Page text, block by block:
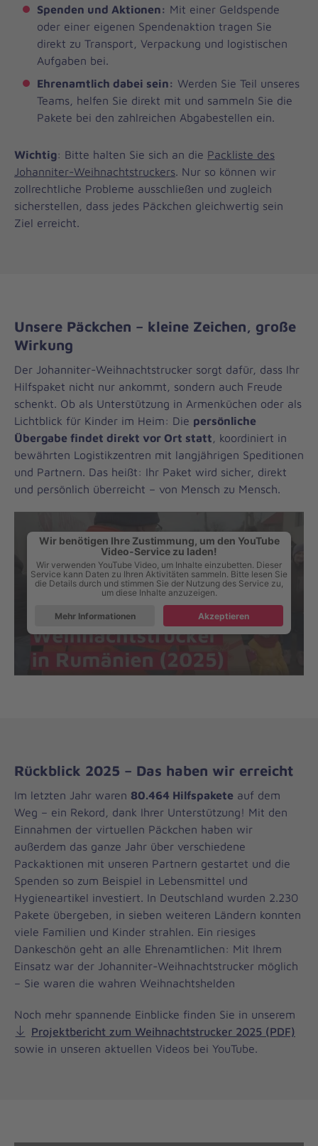
Spenden und Aktionen: Mit einer Geldspende
oder einer eigenen Spendenaktion tragen Sie
direkt zu Transport, Verpackung und logistischen
Aufgaben bei.
Ehrenamtlich dabei sein: Werden Sie Teil unseres
Teams, helfen Sie direkt mit und sammeln Sie die
Pakete bei den zahlreichen Abgabestellen ein.
Wichtig: Bitte halten Sie sich an die Packliste des
Johanniter-Weihnachtstruckers. Nur so können wir
zollrechtliche Probleme ausschließen und zugleich
sicherstellen, dass jedes Päckchen gleichwertig sein
Ziel erreicht.
Unsere Päckchen – kleine Zeichen, große
Wirkung
Der Johanniter-Weihnachtstrucker sorgt dafür, dass Ihr
Hilfspaket nicht nur ankommt, sondern auch Freude
schenkt. Ob als Unterstützung in Armenküchen oder als
Lichtblick für Kinder im Heim: Die persönliche
Übergabe findet direkt vor Ort statt , koordiniert in
bewährten Logistikzentren mit langjährigen Speditionen
und Partnern. Das heißt: Ihr Paket wird sicher, direkt
und persönlich überreicht – von Mensch zu Mensch.
Wir benötigen Ihre Zustimmung, um den YouTube
Video-Service zu laden!
Wir verwenden YouTube Video, um Inhalte einzubetten. Dieser
Service kann Daten zu Ihren Aktivitäten sammeln. Bitte lesen Sie
die Details durch und stimmen Sie der Nutzung des Service zu,
um diese Inhalte anzuzeigen.
Mehr Informationen Akzeptieren
Rückblick 2025 – Das haben wir erreicht
Im letzten Jahr waren 80.464 Hilfspakete auf dem
Weg – ein Rekord, dank Ihrer Unterstützung! Mit den
Einnahmen der virtuellen Päckchen haben wir
außerdem das ganze Jahr über verschiedene
Packaktionen mit unseren Partnern gestartet und die
Spenden so zum Beispiel in Lebensmittel und
Hygieneartikel investiert. In Deutschland wurden 2.230
Pakete übergeben, in sieben weiteren Ländern konnten
viele Familien und Kinder strahlen. Ein riesiges
Dankeschön geht an alle Ehrenamtlichen: Mit Ihrem
Einsatz war der Johanniter-Weihnachtstrucker möglich
– Sie waren die wahren Weihnachtshelden
Noch mehr spannende Einblicke finden Sie in unserem
Projektbericht zum Weihnachtstrucker 2025 (PDF)
sowie in unseren aktuellen Videos bei YouTube.